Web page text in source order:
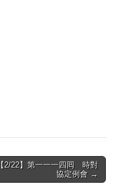
【2/22】第一一一四囘 時對
協定例會 →